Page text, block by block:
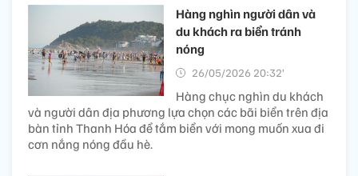
Hàng nghìn người dân và
du khách ra biển tránh
nóng
26/05/2026 20:32’
Hàng chục nghìn du khách
và người dân địa phương lựa chọn các bãi biển trên địa
bàn tỉnh Thanh Hóa để tắm biển với mong muốn xua đi
cơn nắng nóng đầu hè.